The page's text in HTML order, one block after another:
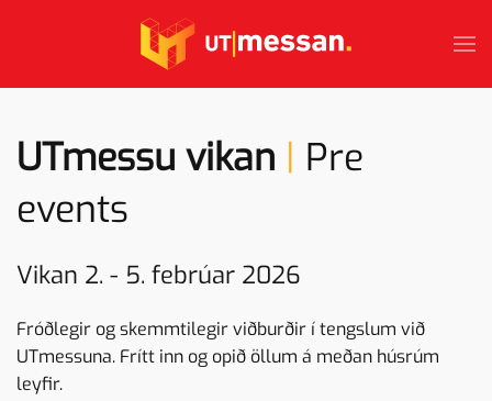
Skip to main content
UTmessu vikan | Pre
events
Vikan 2. - 5. febrúar 2026
Fróðlegir og skemmtilegir viðburðir í tengslum við
UTmessuna. Frítt inn og opið öllum á meðan húsrúm
leyfir.